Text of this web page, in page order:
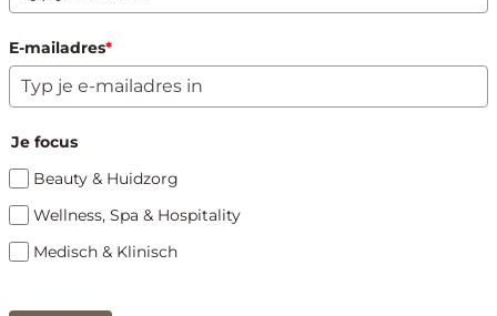
E-mailadres*
Je focus
Beauty & Huidzorg
Wellness, Spa & Hospitality
Medisch & Klinisch